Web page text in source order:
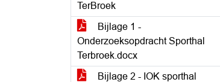
TerBroek
Bijlage 1 -
Onderzoeksopdracht Sporthal
Terbroek.docx
Bijlage 2 - IOK sporthal